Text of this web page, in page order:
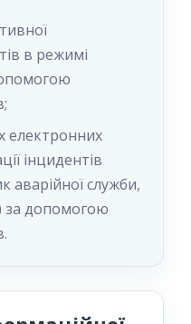
в режимі
електронних
інцидентів
аварійної служби,
за допомогою